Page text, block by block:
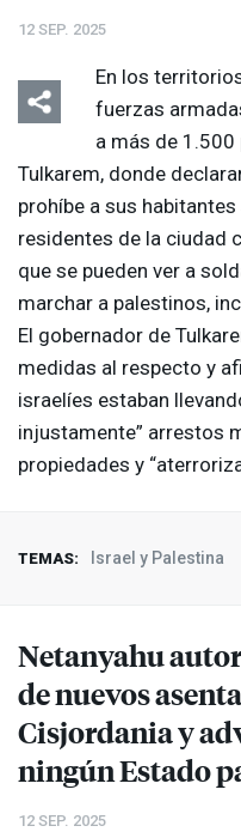
12 SEP. 2025
En los
fuerzas
a más de
Tulkarem, donde
prohíbe a sus
residentes de la ciudad
que se pueden ver a
marchar a palestinos,
El gobernador de
medidas al respecto y
israelíes estaban
injustamente” arrestos
propiedades y
TEMAS: Israel y Palestina
Netanyahu
de nuevos
Cisjordania y
ningún Estado
12 SEP. 2025